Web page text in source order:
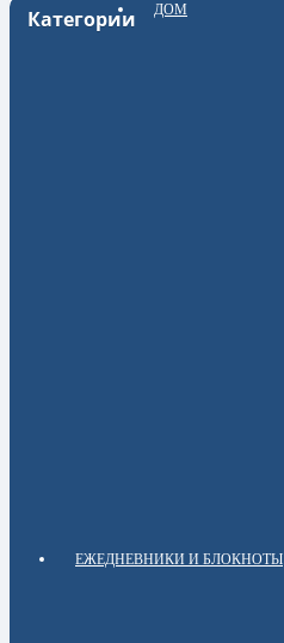
Категории ДОМ
ЕЖЕДНЕВНИКИ И БЛОКНОТЫ